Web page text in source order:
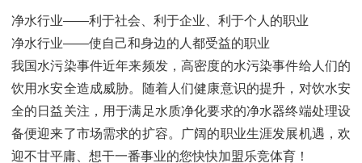
净水行业——利于社会、利于企业、利于个人的职业
净水行业——使自己和身边的人都受益的职业
我国水污染事件近年来频发，高密度的水污染事件给人们的
饮用水安全造成威胁。随着人们健康意识的提升，对饮水安
全的日益关注，用于满足水质净化要求的净水器终端处理设
备便迎来了市场需求的扩容。广阔的职业生涯发展机遇，欢
迎不甘平庸、想干一番事业的您快快加盟乐竞体育！